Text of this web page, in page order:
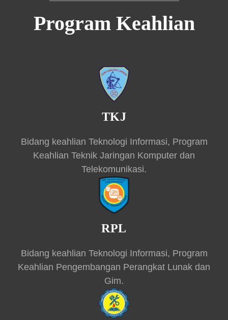
Program Keahlian
TKJ
Bidang keahlian Teknologi Informasi, Program
Keahlian Teknik Jaringan Komputer dan
Telekomunikasi.
RPL
Bidang keahlian Teknologi Informasi, Program
Keahlian Pengembangan Perangkat Lunak dan
Gim.